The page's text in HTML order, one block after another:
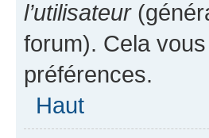
l’utilisateur
forum). Cela
préférences.
Haut